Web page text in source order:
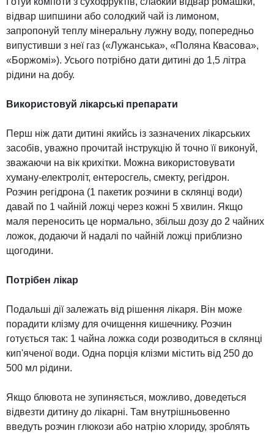
відвар шипшини або солодкий чай із лимоном,
запропонуй теплу мінеральну лужну воду, попередньо
випустивши з неї газ («Лужанська», «Поляна Квасова»,
«Боржомі»). Усього потрібно дати дитині до 1,5 літра
рідини на добу.
Використовуй лікарські препарати
Перш ніж дати дитині якийсь із зазначених лікарських
засобів, уважно прочитай інструкцію й точно її виконуй,
зважаючи на вік крихітки. Можна використовувати
хуману-електроліт, ентеросгель, смекту, регідрон.
Розчин регідрона (1 пакетик розчини в склянці води)
давай по 1 чайній ложці через кожні 5 хвилин. Якщо
маля переносить це нормально, збільш дозу до 2 чайних
ложок, додаючи й надалі по чайній ложці приблизно
щогодини.
Потрібен лікар
Подальші дії залежать від рішення лікаря. Він може
порадити клізму для очищення кишечнику. Розчин
готується так: 1 чайна ложка соди розводиться в склянці
кип'яченої води. Одна порція клізми містить від 250 до
500 мл рідини.
Якщо блювота не зупиняється, можливо, доведеться
відвезти дитину до лікарні. Там внутрішньовенно
введуть розчин глюкози або натрію хлориду, зроблять